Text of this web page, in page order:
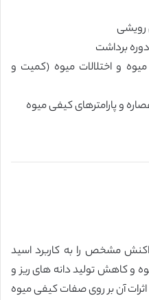
میوه و اختلالات میوه (کمیت و
مشخص را به کاربرد اسید
و کاهش تولید دانه های ریز و
آن بر روی صفات کیفی میوه